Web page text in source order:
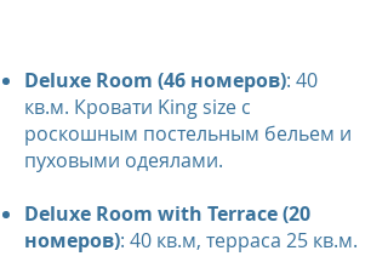
Deluxe Room (46 номеров): 40
кв.м. Кровати King size с
роскошным постельным бельем и
пуховыми одеялами.
Deluxe Room with Terrace (20
номеров): 40 кв.м, терраса 25 кв.м.